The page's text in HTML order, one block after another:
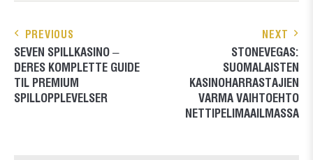
PREVIOUS
SEVEN SPILLKASINO –
DERES KOMPLETTE GUIDE
TIL PREMIUM
SPILLOPPLEVELSER
NEXT
STONEVEGAS:
SUOMALAISTEN
KASINOHARRASTAJIEN
VARMA VAIHTOEHTO
NETTIPELIMAAILMASSA